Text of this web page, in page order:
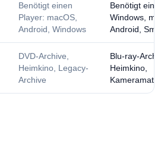
Benötigt einen
Player: macOS,
Android, Windows
Benötigt
Windows,
Android,
DVD-Archive,
Heimkino, Legacy-
Archive
Blu-ray-
Heimkino,